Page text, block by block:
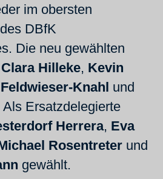
im obersten
DBfK
Die neu gewählten
Clara Hilleke, Kevin
Knahl und
Als Ersatzdelegierte
Herrera, Eva
Rosentreter und
gewählt.